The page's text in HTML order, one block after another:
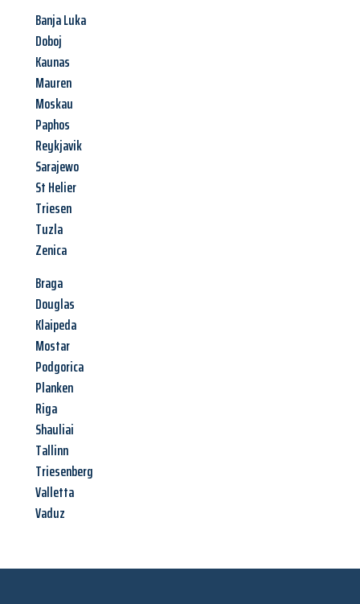
Banja Luka
Doboj
Kaunas
Mauren
Moskau
Paphos
Reykjavik
Sarajewo
St Helier
Triesen
Tuzla
Zenica
Braga
Douglas
Klaipeda
Mostar
Podgorica
Planken
Riga
Shauliai
Tallinn
Triesenberg
Valletta
Vaduz